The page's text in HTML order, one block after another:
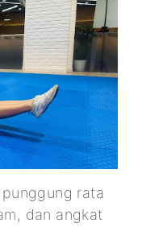
rata
dan angkat